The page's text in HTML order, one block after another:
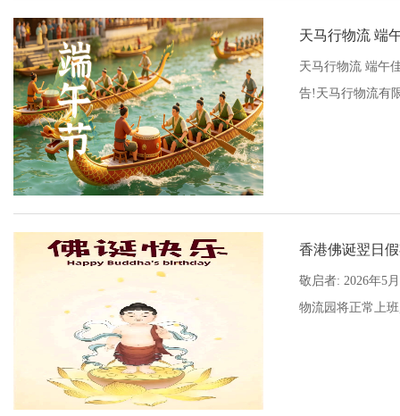
天马行物流 端
天马行物流 端午
告!天马行物流有
香港佛诞翌日
敬启者: 2026年5
物流园将正常上